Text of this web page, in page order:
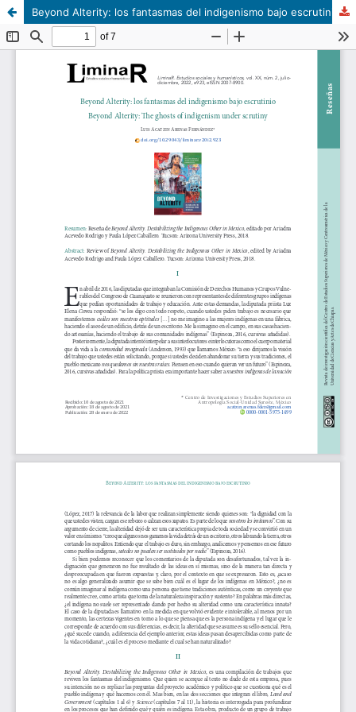
Beyond Alterity: los fantasmas del indigenismo bajo escrutinio